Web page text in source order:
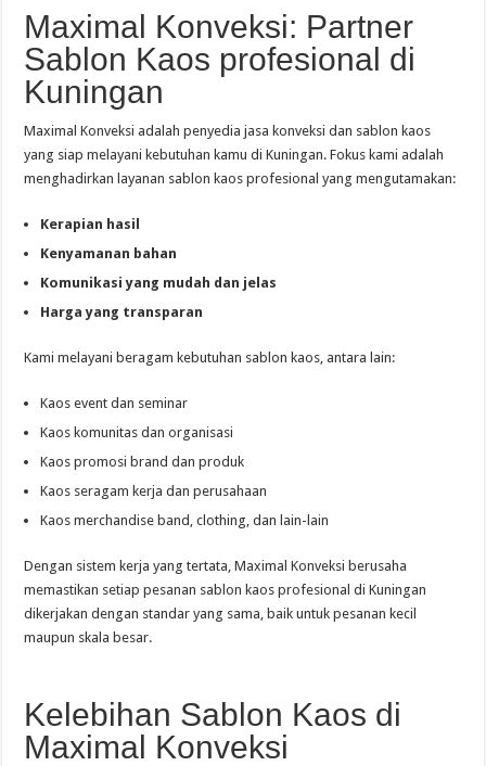
Maximal Konveksi: Partner
Sablon Kaos profesional di
Kuningan
Maximal Konveksi adalah penyedia jasa konveksi dan sablon kaos
yang siap melayani kebutuhan kamu di Kuningan. Fokus kami adalah
menghadirkan layanan sablon kaos profesional yang mengutamakan:
Kerapian hasil
Kenyamanan bahan
Komunikasi yang mudah dan jelas
Harga yang transparan
Kami melayani beragam kebutuhan sablon kaos, antara lain:
Kaos event dan seminar
Kaos komunitas dan organisasi
Kaos promosi brand dan produk
Kaos seragam kerja dan perusahaan
Kaos merchandise band, clothing, dan lain-lain
Dengan sistem kerja yang tertata, Maximal Konveksi berusaha
memastikan setiap pesanan sablon kaos profesional di Kuningan
dikerjakan dengan standar yang sama, baik untuk pesanan kecil
maupun skala besar.
Kelebihan Sablon Kaos di
Maximal Konveksi